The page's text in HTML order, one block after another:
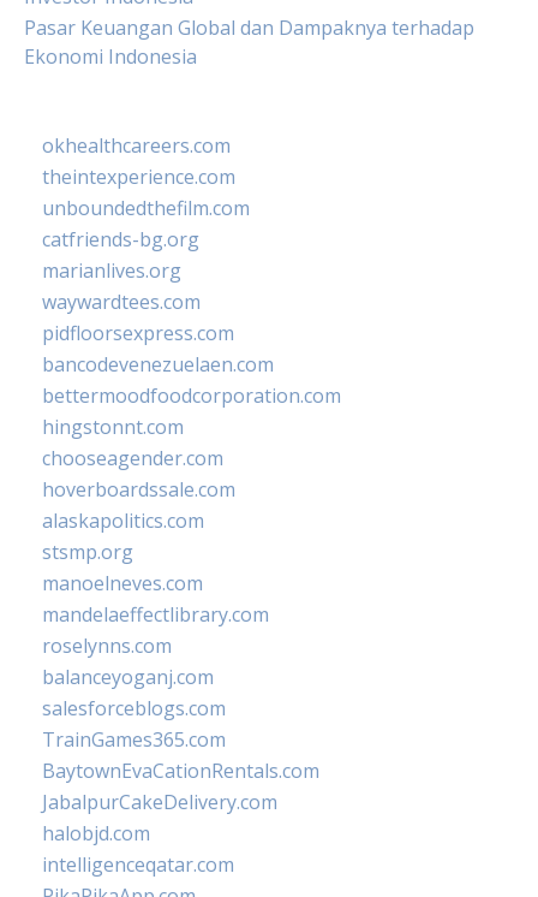
Pasar Keuangan Global dan Dampaknya terhadap
Ekonomi Indonesia
okhealthcareers.com
theintexperience.com
unboundedthefilm.com
catfriends-bg.org
marianlives.org
waywardtees.com
pidfloorsexpress.com
bancodevenezuelaen.com
bettermoodfoodcorporation.com
hingstonnt.com
chooseagender.com
hoverboardssale.com
alaskapolitics.com
stsmp.org
manoelneves.com
mandelaeffectlibrary.com
roselynns.com
balanceyoganj.com
salesforceblogs.com
TrainGames365.com
BaytownEvaCationRentals.com
JabalpurCakeDelivery.com
halobjd.com
intelligenceqatar.com